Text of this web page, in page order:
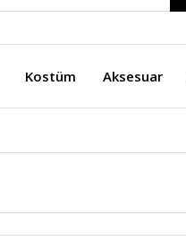
Kostüm Aksesuar